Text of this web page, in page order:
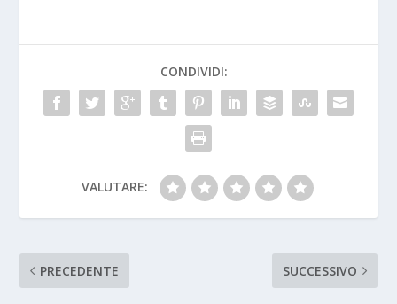
CONDIVIDI:
VALUTARE:
PRECEDENTE SUCCESSIVO